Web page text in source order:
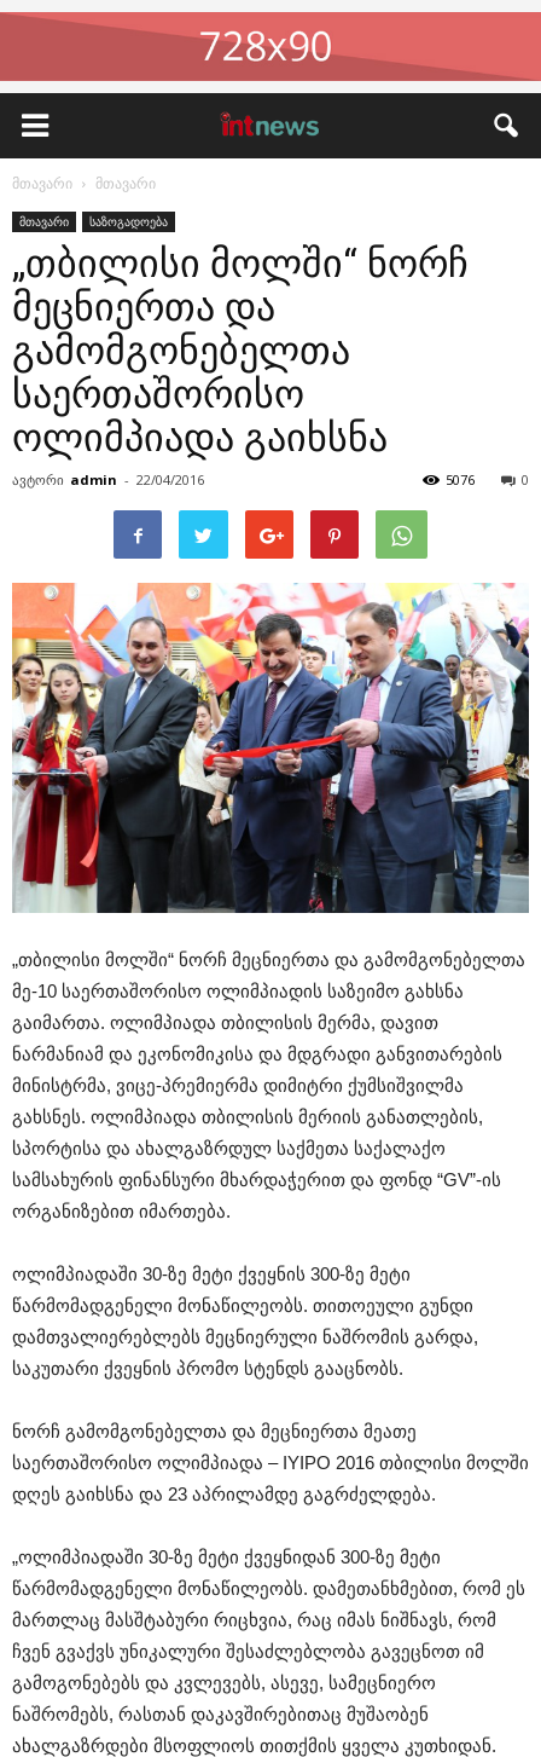
მთავარი მთავარი
მთავარი საზოგადოება
„თბილისი მოლში“ ნორჩ
მეცნიერთა და
გამომგონებელთა
საერთაშორისო
ოლიმპიადა გაიხსნა
ავტორი admin - 22/04/2016 0
5076
„თბილისი მოლში“ ნორჩ მეცნიერთა და გამომგონებელთა
მე-10 საერთაშორისო ოლიმპიადის საზეიმო გახსნა
გაიმართა. ოლიმპიადა თბილისის მერმა, დავით
ნარმანიამ და ეკონომიკისა და მდგრადი განვითარების
მინისტრმა, ვიცე-პრემიერმა დიმიტრი ქუმსიშვილმა
გახსნეს. ოლიმპიადა თბილისის მერიის განათლების,
სპორტისა და ახალგაზრდულ საქმეთა საქალაქო
სამსახურის ფინანსური მხარდაჭერით და ფონდ “GV”-ის
ორგანიზებით იმართება.
ოლიმპიადაში 30-ზე მეტი ქვეყნის 300-ზე მეტი
წარმომადგენელი მონაწილეობს. თითოეული გუნდი
დამთვალიერებლებს მეცნიერული ნაშრომის გარდა,
საკუთარი ქვეყნის პრომო სტენდს გააცნობს.
ნორჩ გამომგონებელთა და მეცნიერთა მეათე
საერთაშორისო ოლიმპიადა – IYIPO 2016 თბილისი მოლში
დღეს გაიხსნა და 23 აპრილამდე გაგრძელდება.
„ოლიმპიადაში 30-ზე მეტი ქვეყნიდან 300-ზე მეტი
წარმომადგენელი მონაწილეობს. დამეთანხმებით, რომ ეს
მართლაც მასშტაბური რიცხვია, რაც იმას ნიშნავს, რომ
ჩვენ გვაქვს უნიკალური შესაძლებლობა გავეცნოთ იმ
გამოგონებებს და კვლევებს, ასევე, სამეცნიერო
ნაშრომებს, რასთან დაკავშირებითაც მუშაობენ
ახალგაზრდები მსოფლიოს თითქმის ყველა კუთხიდან.